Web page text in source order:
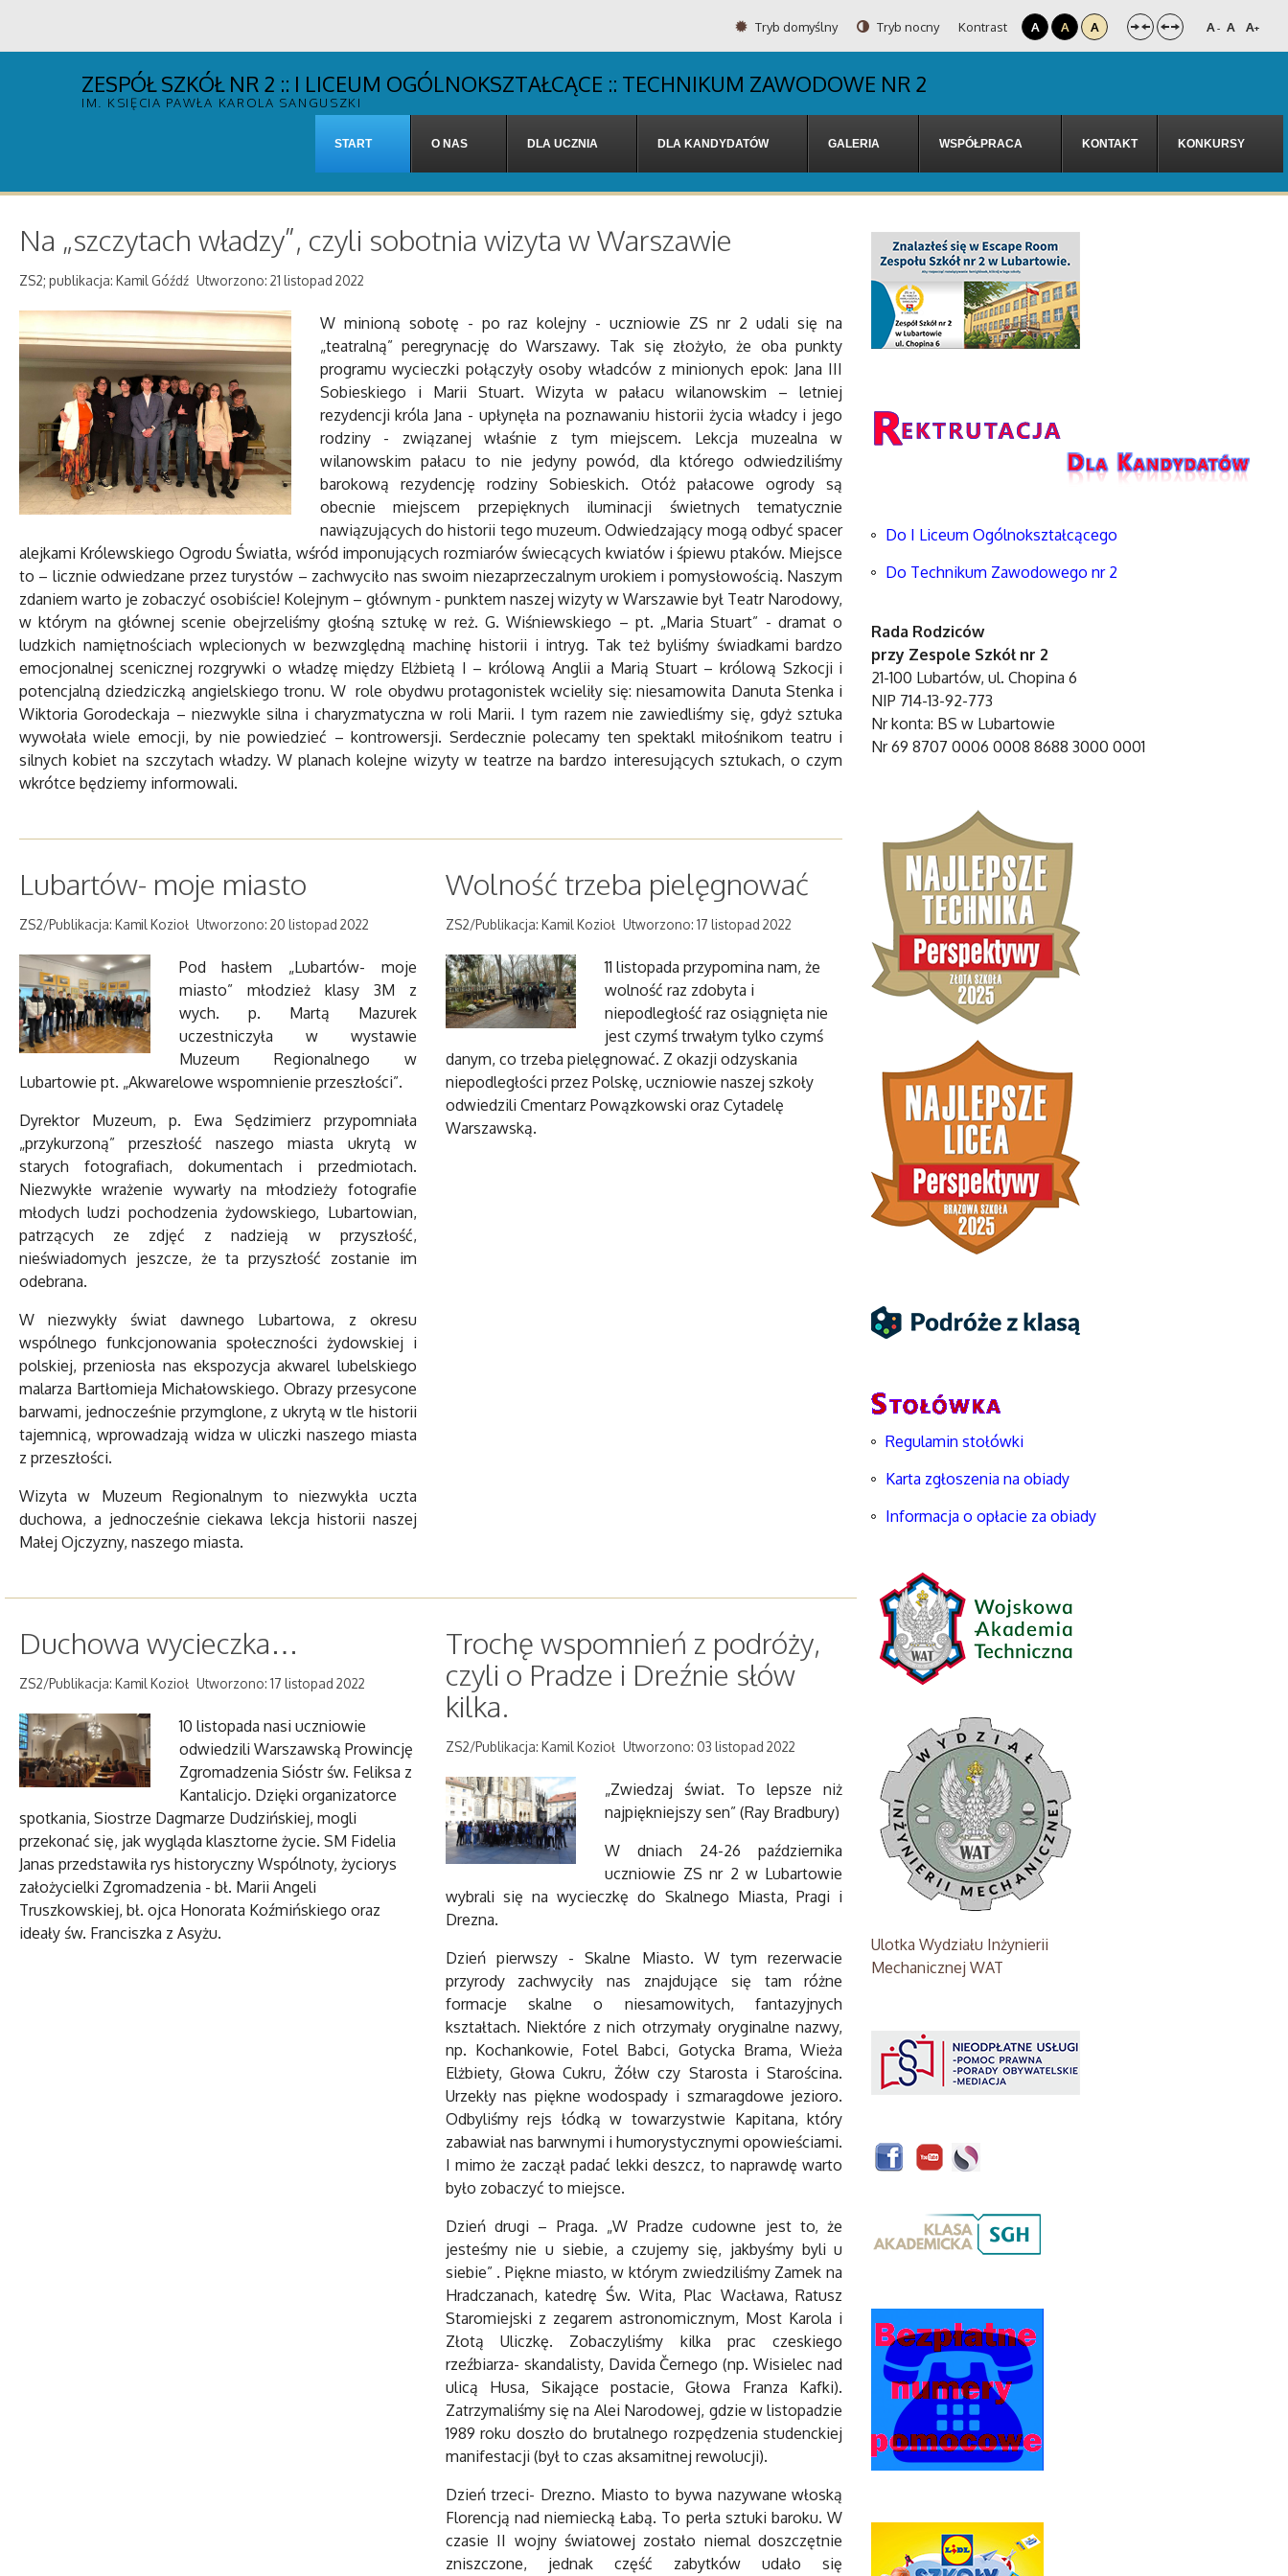
Tryb domyślny Tryb nocny Kontrast A A A A- A A+
ZESPÓŁ SZKÓŁ NR 2 :: I LICEUM OGÓLNOKSZTAŁCĄCE :: TECHNIKUM ZAWODOWE NR 2
IM. KSIĘCIA PAWŁA KAROLA SANGUSZKI
START O NAS DLA UCZNIA DLA KANDYDATÓW GALERIA WSPÓŁPRACA KONTAKT KONKURSY
Na „szczytach władzy”, czyli sobotnia wizyta w Warszawie
ZS2; publikacja: Kamil Góźdź Utworzono: 21 listopad 2022
W minioną sobotę - po raz kolejny - uczniowie ZS nr 2 udali się na
„teatralną” peregrynację do Warszawy. Tak się złożyło, że oba punkty
programu wycieczki połączyły osoby władców z minionych epok: Jana III
Sobieskiego i Marii Stuart. Wizyta w pałacu wilanowskim – letniej
rezydencji króla Jana - upłynęła na poznawaniu historii życia władcy i jego
rodziny - związanej właśnie z tym miejscem. Lekcja muzealna w
wilanowskim pałacu to nie jedyny powód, dla którego odwiedziliśmy
barokową rezydencję rodziny Sobieskich. Otóż pałacowe ogrody są
obecnie miejscem przepięknych iluminacji świetnych tematycznie
nawiązujących do historii tego muzeum. Odwiedzający mogą odbyć spacer
alejkami Królewskiego Ogrodu Światła, wśród imponujących rozmiarów świecących kwiatów i śpiewu ptaków. Miejsce
to – licznie odwiedzane przez turystów – zachwyciło nas swoim niezaprzeczalnym urokiem i pomysłowością. Naszym
zdaniem warto je zobaczyć osobiście! Kolejnym – głównym - punktem naszej wizyty w Warszawie był Teatr Narodowy,
w którym na głównej scenie obejrzeliśmy głośną sztukę w reż. G. Wiśniewskiego – pt. „Maria Stuart” - dramat o
ludzkich namiętnościach wplecionych w bezwzględną machinę historii i intryg. Tak też byliśmy świadkami bardzo
emocjonalnej scenicznej rozgrywki o władzę między Elżbietą I – królową Anglii a Marią Stuart – królową Szkocji i
potencjalną dziedziczką angielskiego tronu. W role obydwu protagonistek wcieliły się: niesamowita Danuta Stenka i
Wiktoria Gorodeckaja – niezwykle silna i charyzmatyczna w roli Marii. I tym razem nie zawiedliśmy się, gdyż sztuka
wywołała wiele emocji, by nie powiedzieć – kontrowersji. Serdecznie polecamy ten spektakl miłośnikom teatru i
silnych kobiet na szczytach władzy. W planach kolejne wizyty w teatrze na bardzo interesujących sztukach, o czym
wkrótce będziemy informowali.
Lubartów- moje miasto
ZS2/Publikacja: Kamil Kozioł Utworzono: 20 listopad 2022
Pod hasłem „Lubartów- moje
miasto” młodzież klasy 3M z
wych. p. Martą Mazurek
uczestniczyła w wystawie
Muzeum Regionalnego w
Lubartowie pt. „Akwarelowe wspomnienie przeszłości”.
Dyrektor Muzeum, p. Ewa Sędzimierz przypomniała
„przykurzoną” przeszłość naszego miasta ukrytą w
starych fotografiach, dokumentach i przedmiotach.
Niezwykłe wrażenie wywarły na młodzieży fotografie
młodych ludzi pochodzenia żydowskiego, Lubartowian,
patrzących ze zdjęć z nadzieją w przyszłość,
nieświadomych jeszcze, że ta przyszłość zostanie im
odebrana.
W niezwykły świat dawnego Lubartowa, z okresu
wspólnego funkcjonowania społeczności żydowskiej i
polskiej, przeniosła nas ekspozycja akwarel lubelskiego
malarza Bartłomieja Michałowskiego. Obrazy przesycone
barwami, jednocześnie przymglone, z ukrytą w tle historii
tajemnicą, wprowadzają widza w uliczki naszego miasta
z przeszłości.
Wizyta w Muzeum Regionalnym to niezwykła uczta
duchowa, a jednocześnie ciekawa lekcja historii naszej
Małej Ojczyzny, naszego miasta.
Wolność trzeba pielęgnować
ZS2/Publikacja: Kamil Kozioł Utworzono: 17 listopad 2022
11 listopada przypomina nam, że
wolność raz zdobyta i
niepodległość raz osiągnięta nie
jest czymś trwałym tylko czymś
danym, co trzeba pielęgnować. Z okazji odzyskania
niepodległości przez Polskę, uczniowie naszej szkoły
odwiedzili Cmentarz Powązkowski oraz Cytadelę
Warszawską.
Duchowa wycieczka…
ZS2/Publikacja: Kamil Kozioł Utworzono: 17 listopad 2022
10 listopada nasi uczniowie
odwiedzili Warszawską Prowincję
Zgromadzenia Sióstr św. Feliksa z
Kantalicjo. Dzięki organizatorce
spotkania, Siostrze Dagmarze Dudzińskiej, mogli
przekonać się, jak wygląda klasztorne życie. SM Fidelia
Janas przedstawiła rys historyczny Wspólnoty, życiorys
założycielki Zgromadzenia - bł. Marii Angeli
Truszkowskiej, bł. ojca Honorata Koźmińskiego oraz
ideały św. Franciszka z Asyżu.
Trochę wspomnień z podróży,
czyli o Pradze i Dreźnie słów
kilka.
ZS2/Publikacja: Kamil Kozioł Utworzono: 03 listopad 2022
„Zwiedzaj świat. To lepsze niż
najpiękniejszy sen” (Ray Bradbury)
W dniach 24-26 października
uczniowie ZS nr 2 w Lubartowie
wybrali się na wycieczkę do Skalnego Miasta, Pragi i
Drezna.
Dzień pierwszy - Skalne Miasto. W tym rezerwacie
przyrody zachwyciły nas znajdujące się tam różne
formacje skalne o niesamowitych, fantazyjnych
kształtach. Niektóre z nich otrzymały oryginalne nazwy,
np. Kochankowie, Fotel Babci, Gotycka Brama, Wieża
Elżbiety, Głowa Cukru, Żółw czy Starosta i Starościna.
Urzekły nas piękne wodospady i szmaragdowe jezioro.
Odbyliśmy rejs łódką w towarzystwie Kapitana, który
zabawiał nas barwnymi i humorystycznymi opowieściami.
I mimo że zaczął padać lekki deszcz, to naprawdę warto
było zobaczyć to miejsce.
Dzień drugi – Praga. „W Pradze cudowne jest to, że
jesteśmy nie u siebie, a czujemy się, jakbyśmy byli u
siebie” . Piękne miasto, w którym zwiedziliśmy Zamek na
Hradczanach, katedrę Św. Wita, Plac Wacława, Ratusz
Staromiejski z zegarem astronomicznym, Most Karola i
Złotą Uliczkę. Zobaczyliśmy kilka prac czeskiego
rzeźbiarza- skandalisty, Davida Černego (np. Wisielec nad
ulicą Husa, Sikające postacie, Głowa Franza Kafki).
Zatrzymaliśmy się na Alei Narodowej, gdzie w listopadzie
1989 roku doszło do brutalnego rozpędzenia studenckiej
manifestacji (był to czas aksamitnej rewolucji).
Dzień trzeci- Drezno. Miasto to bywa nazywane włoską
Florencją nad niemiecką Łabą. To perła sztuki baroku. W
czasie II wojny światowej zostało niemal doszczętnie
zniszczone, jednak część zabytków udało się
Do I Liceum Ogólnokształcącego
Do Technikum Zawodowego nr 2
Rada Rodziców
przy Zespole Szkół nr 2
21-100 Lubartów, ul. Chopina 6
NIP 714-13-92-773
Nr konta: BS w Lubartowie
Nr 69 8707 0006 0008 8688 3000 0001
Regulamin stołówki
Karta zgłoszenia na obiady
Informacja o opłacie za obiady
Ulotka Wydziału Inżynierii
Mechanicznej WAT